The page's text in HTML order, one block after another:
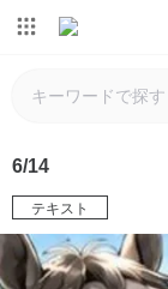
6/14
テキスト